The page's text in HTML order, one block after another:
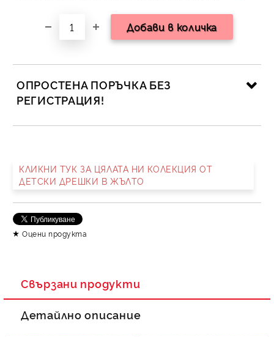
ОПРОСТЕНА ПОРЪЧКА БЕЗ
РЕГИСТРАЦИЯ!
Ние ще се свържем с вас в рамките на работния ден.
КЛИКНИ ТУК ЗА ЦЯЛАТА НИ КОЛЕКЦИЯ ОТ
ДЕТСКИ ДРЕШКИ В ЖЪЛТО
Оцени продукта
Свързани продукти
Детайлно описание